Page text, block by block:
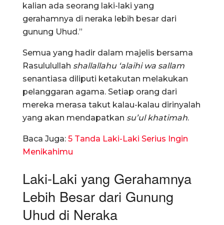
kalian ada seorang laki-laki yang
gerahamnya di neraka lebih besar dari
gunung Uhud.”
Semua yang hadir dalam majelis bersama
Rasululullah shallallahu ‘alaihi wa sallam
senantiasa diliputi ketakutan melakukan
pelanggaran agama. Setiap orang dari
mereka merasa takut kalau-kalau dirinyalah
yang akan mendapatkan su’ul khatimah.
Baca Juga: 5 Tanda Laki-Laki Serius Ingin
Menikahimu
Laki-Laki yang Gerahamnya
Lebih Besar dari Gunung
Uhud di Neraka